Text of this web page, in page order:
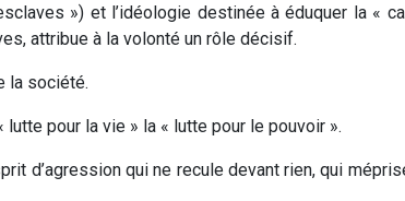
») et l’idéologie destinée à éduquer la «
attribue à la volonté un rôle décisif.
la société.
pour la vie » la « lutte pour le pouvoir ».
d’agression qui ne recule devant rien, qui